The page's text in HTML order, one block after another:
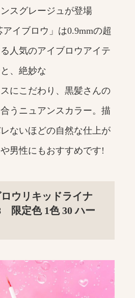
スグレージュが登場
アイブロウ」は0.9mmの超
人気のアイブロウアイテ
、絶妙な
にこだわり、黒髪さんの
うニュアンスカラー。描
ないほどの自然な仕上が
男性にもおすすめです!
ロウリキッドライナ
限定色 1色 30 ハー